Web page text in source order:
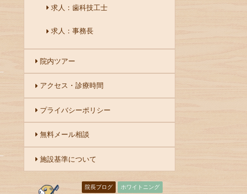
求人：歯科技工士
求人：事務長
院内ツアー
アクセス・診療時間
プライバシーポリシー
無料メール相談
施設基準について
院長ブログ ホワイトニング